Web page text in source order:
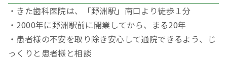
・きた歯科医院は、「野洲駅」南口より徒歩１分
・2000年に野洲駅前に開業してから、まる20年
・患者様の不安を取り除き安心して通院できるよう、じ
っくりと患者様と相談